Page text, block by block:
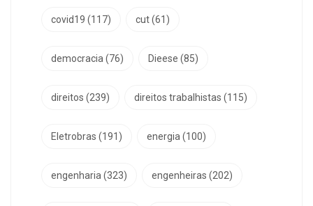
covid19 (117) cut(61)
democracia(76) Dieese (85)
direitos (239) direitos trabalhistas (115)
Eletrobras (191) energia(100)
engenharia(323) engenheiras (202)